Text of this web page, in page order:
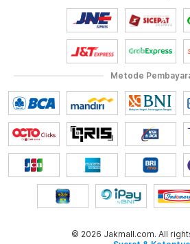
Metode
© 2026 Jakmall.com. All